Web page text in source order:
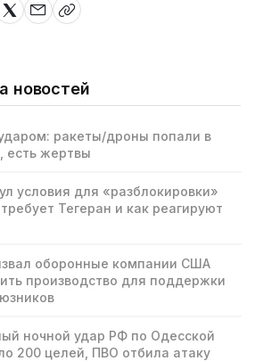
новостей
ракеты/дроны попали в
есть жертвы
условия для «разблокировки»
Тегеран и как реагируют
оборонные компании США
производство для поддержки
ночной удар РФ по Одесской
200 целей, ПВО отбила атаку